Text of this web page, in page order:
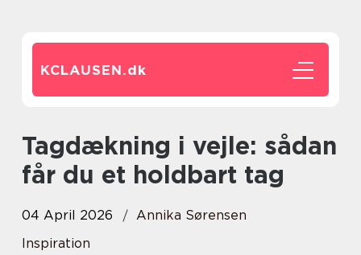
KCLAUSEN.dk
Tagdækning i vejle: sådan
får du et holdbart tag
04 April 2026
Annika Sørensen
Inspiration